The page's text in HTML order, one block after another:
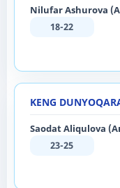
Nilufar Ashurova
18-22
KENG
Saodat Aliqulova
23-25